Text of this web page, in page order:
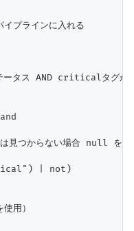
プラインに入れる
タス AND criticalタグが
つからない場合 null を返
| not)
用）